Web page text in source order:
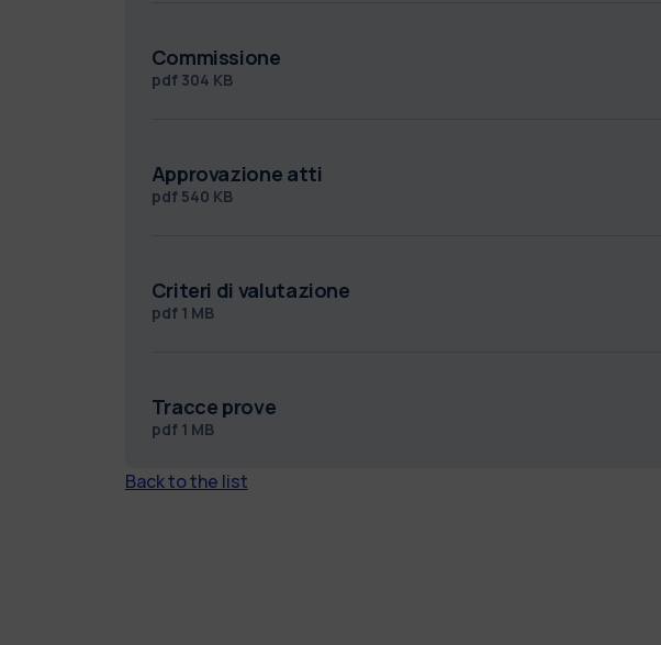
Commissione
pdf 304 KB
Approvazione atti
pdf 540 KB
Criteri di valutazione
pdf 1 MB
Tracce prove
pdf 1 MB
Back to the list